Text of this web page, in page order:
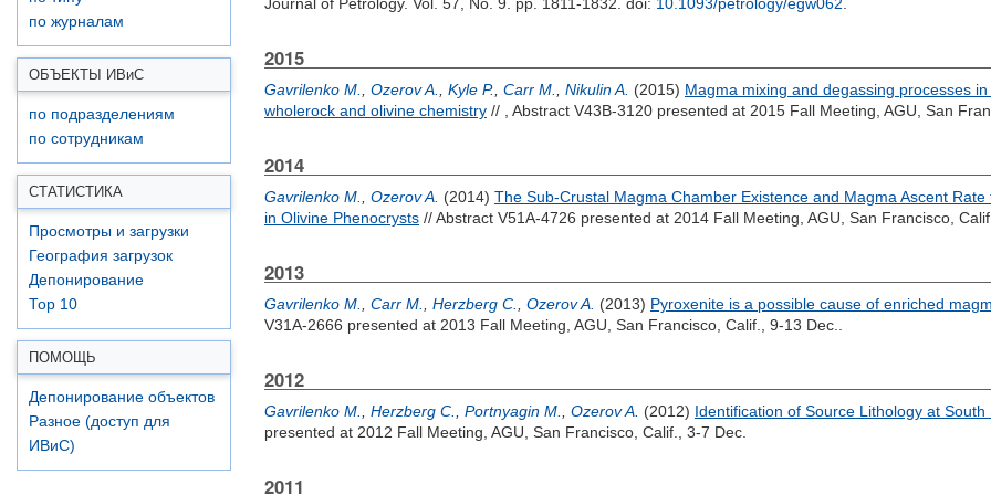
по журналам
ОБЪЕКТЫ ИВиС
по подразделениям
по сотрудникам
СТАТИСТИКА
Просмотры и загрузки
География загрузок
Депонирование
Top 10
ПОМОЩЬ
Депонирование объектов
Разное (доступ для
ИВиС)
2015
Gavrilenko M. Ozerov A. Kyle P. Carr M. Nikulin A. (2015) Magma mixing and degassing processes
wholerock and olivine chemistry // , Abstract V43B-3120 presented at 2015 Fall Meeting, AGU, San
2014
Gavrilenko M. Ozerov A. (2014) The Sub-Crustal Magma Chamber Existence and Magma Ascent
in Olivine Phenocrysts // Abstract V51A-4726 presented at 2014 Fall Meeting, AGU, San Francisco,
2013
Gavrilenko M. Carr M. Herzberg C. Ozerov A. (2013) Pyroxenite is a possible cause of enriched
V31A-2666 presented at 2013 Fall Meeting, AGU, San Francisco, Calif., 9-13 Dec..
2012
Gavrilenko M. Herzberg C. Portnyagin M. Ozerov A. (2012) Identification of Source Lithology at
presented at 2012 Fall Meeting, AGU, San Francisco, Calif., 3-7 Dec.
2011